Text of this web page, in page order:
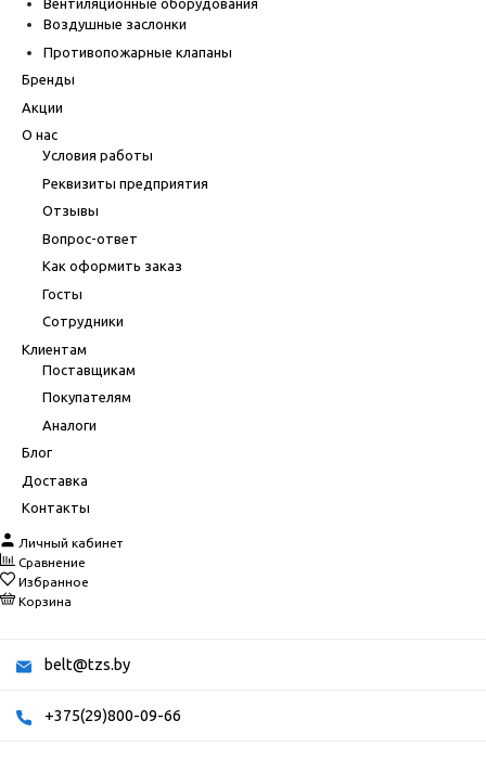
Вентиляционные оборудования
Воздушные заслонки
Противопожарные клапаны
Бренды
Акции
О нас
Условия работы
Реквизиты предприятия
Отзывы
Вопрос-ответ
Как оформить заказ
Госты
Сотрудники
Клиентам
Поставщикам
Покупателям
Аналоги
Блог
Доставка
Контакты
Личный кабинет
Сравнение
Избранное
Корзина
belt@tzs.by
+375(29)800-09-66